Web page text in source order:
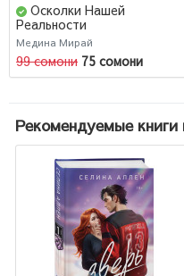
Осколки Нашей
Реальности
Медина Мирай
99 сомони 75 сомони
Рекомендуемые книги